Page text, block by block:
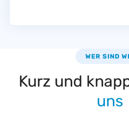
WER SIND
Kurz und
uns